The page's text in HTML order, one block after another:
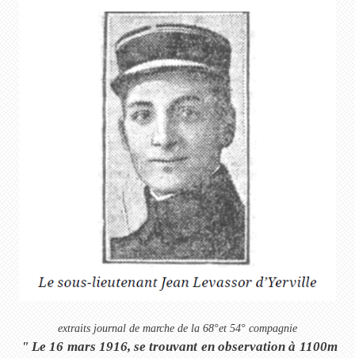
extraits journal de marche de la 68°et 54° compagnie
" Le 16 mars 1916, se trouvant en observation à 1100m